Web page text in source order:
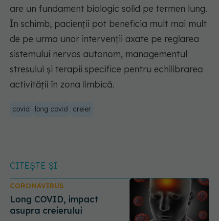
are un fundament biologic solid pe termen lung.
În schimb, pacienții pot beneficia mult mai mult
de pe urma unor intervenții axate pe reglarea
sistemului nervos autonom, managementul
stresului și terapii specifice pentru echilibrarea
activității în zona limbică.
covid long covid creier
CITEȘTE ȘI
CORONAVIRUS
Long COVID, impact
asupra creierului